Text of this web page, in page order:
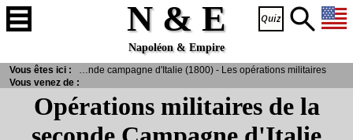
N & E
Napoléon & Empire
Opérations militaires de la
Vous êtes ici :
historiques
> Seconde campagne d'Italie (1800) - Les opérations militaires
Vous venez de :